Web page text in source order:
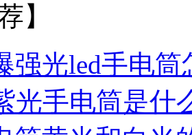
】
强光led手电筒
光手电筒是什